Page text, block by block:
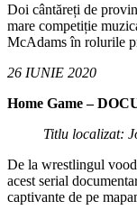
Doi cântăreți de
mare competiție
McAdams în rolurile
26 IUNIE 2020
Home Game –
Titlu localizat:
De la wrestlingul
acest serial
captivante de pe